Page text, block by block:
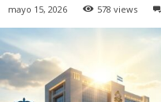
mayo 15, 2026 578 views